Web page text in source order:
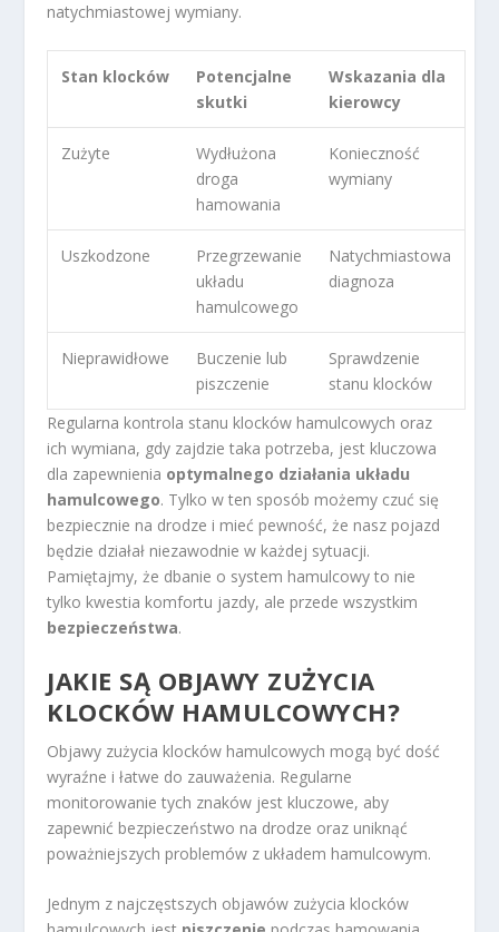
natychmiastowej wymiany.
Stan klocków
Potencjalne
skutki
Wskazania dla
kierowcy
Zużyte
Wydłużona
droga
hamowania
Konieczność
wymiany
Uszkodzone
Przegrzewanie
układu
hamulcowego
Natychmiastowa
diagnoza
Nieprawidłowe
Buczenie lub
piszczenie
Sprawdzenie
stanu klocków
Regularna kontrola stanu klocków hamulcowych oraz
ich wymiana, gdy zajdzie taka potrzeba, jest kluczowa
dla zapewnienia optymalnego działania układu
hamulcowego. Tylko w ten sposób możemy czuć się
bezpiecznie na drodze i mieć pewność, że nasz pojazd
będzie działał niezawodnie w każdej sytuacji.
Pamiętajmy, że dbanie o system hamulcowy to nie
tylko kwestia komfortu jazdy, ale przede wszystkim
bezpieczeństwa.
JAKIE SĄ OBJAWY ZUŻYCIA
KLOCKÓW HAMULCOWYCH?
Objawy zużycia klocków hamulcowych mogą być dość
wyraźne i łatwe do zauważenia. Regularne
monitorowanie tych znaków jest kluczowe, aby
zapewnić bezpieczeństwo na drodze oraz uniknąć
poważniejszych problemów z układem hamulcowym.
Jednym z najczęstszych objawów zużycia klocków